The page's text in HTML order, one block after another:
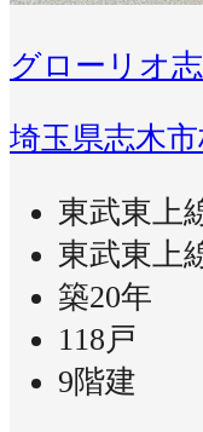
グローリオ
埼玉県志木
東武東上
東武東上
築20年
118戸
9階建